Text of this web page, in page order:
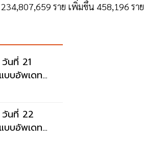
ราย เพิ่มขึ้น 458,196 ราย
นที่ 21
บอัพเดท
วันที่ 22
บอัพเดท